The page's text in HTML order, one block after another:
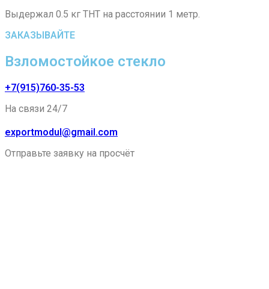
Выдержал 0.5 кг ТНТ на расстоянии 1 метр.
ЗАКАЗЫВАЙТЕ
Взломостойкое стекло
+7(915)760-35-53
На связи 24/7
exportmodul@gmail.com
Отправьте заявку на просчёт